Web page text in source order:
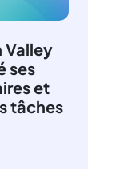
Valley
ses
et
tâches